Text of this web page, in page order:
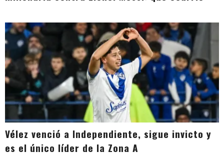
Vélez venció a Independiente, sigue invicto y
es el único líder de la Zona A